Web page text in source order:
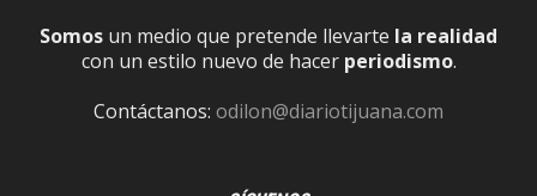
Somos un medio que pretende llevarte la realidad
con un estilo nuevo de hacer periodismo.
Contáctanos: odilon@diariotijuana.com